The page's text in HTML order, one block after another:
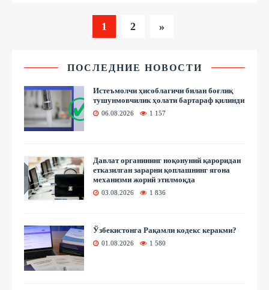
1 2 »
ПОСЛЕДНИЕ НОВОСТИ
Истеъмолчи ҳисоблагичи билан боғлиқ
тушунмовчилик ҳолати бартараф қилинди
06.08.2026 1 157
Давлат органининг ноқонуний қароридан
етказилган зарарни қоплашнинг ягона
механизми жорий этилмоқда
03.08.2026 1 836
Ўзбекистонга Рақамли кодекс керакми?
01.08.2026 1 580